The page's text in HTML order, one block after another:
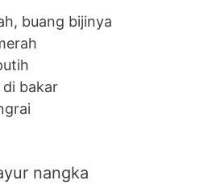
buang bijinya
bakar
nangka